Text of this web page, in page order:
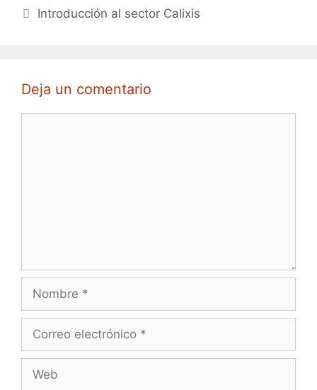
Introducción al sector Calixis
Deja un comentario
electrónico